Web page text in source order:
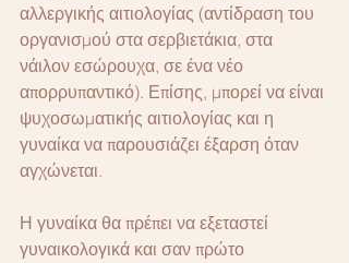
αλλεργικής αιτιολογίας (αντίδραση του
οργανισμού στα σερβιετάκια, στα
νάιλον εσώρουχα, σε ένα νέο
απορρυπαντικό). Επίσης, μπορεί να είναι
ψυχοσωματικής αιτιολογίας και η
γυναίκα να παρουσιάζει έξαρση όταν
αγχώνεται.
Η γυναίκα θα πρέπει να εξεταστεί
γυναικολογικά και σαν πρώτο